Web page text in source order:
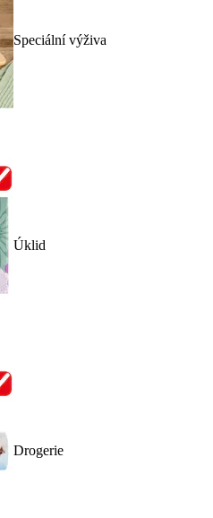
Speciální výživa
Úklid
Drogerie